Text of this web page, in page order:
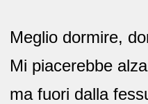
Meglio dormire,
Mi piacerebbe
ma fuori dalla